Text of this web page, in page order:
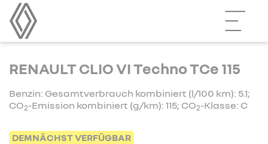
RENAULT CLIO VI Techno TCe 115
Benzin: Gesamtverbrauch kombiniert (l/100 km): 5.1;
CO2-Emission kombiniert (g/km): 115; CO2-Klasse: C
DEMNÄCHST VERFÜGBAR